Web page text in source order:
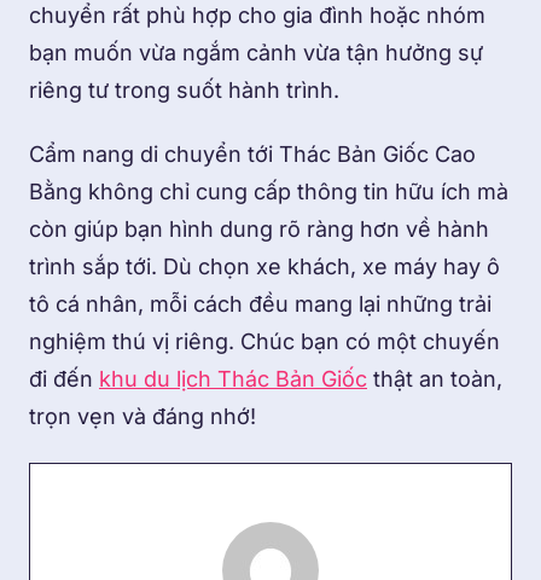
chuyển rất phù hợp cho gia đình hoặc nhóm
bạn muốn vừa ngắm cảnh vừa tận hưởng sự
riêng tư trong suốt hành trình.
Cẩm nang di chuyển tới Thác Bản Giốc Cao
Bằng không chỉ cung cấp thông tin hữu ích mà
còn giúp bạn hình dung rõ ràng hơn về hành
trình sắp tới. Dù chọn xe khách, xe máy hay ô
tô cá nhân, mỗi cách đều mang lại những trải
nghiệm thú vị riêng. Chúc bạn có một chuyến
đi đến khu du lịch Thác Bản Giốc thật an toàn,
trọn vẹn và đáng nhớ!